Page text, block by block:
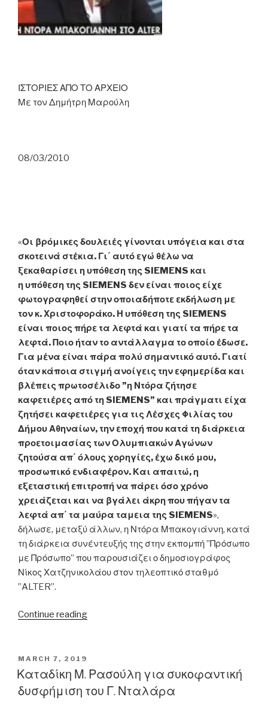
ΙΣΤΟΡΙΕΣ ΑΠΟ ΤΟ ΑΡΧΕΙΟ
Με τον Δημήτρη Μαρούλη
08/03/2010
«Οι βρόμικες δουλειές γίνονται υπόγεια και στα
σκοτεινά στέκια. Γι΄ αυτό εγώ θέλω να
ξεκαθαρίσει η υπόθεση της SIEMENS και
η υπόθεση της SIEMENS δεν είναι ποιος είχε
φωτογραφηθεί στην οποιαδήποτε εκδήλωση με
τον κ. Χριστοφοράκο. Η υπόθεση της SIEMENS
είναι ποιος πήρε τα λεφτά και γιατί τα πήρε τα
λεφτά. Ποιο ήταν το αντάλλαγμα το οποίο έδωσε.
Για μένα είναι πάρα πολύ σημαντικό αυτό. Γιατί
όταν κάποια στιγμή ανοίγεις την εφημερίδα και
βλέπεις πρωτοσέλιδο ”η Ντόρα ζήτησε
καφετιέρες από τη SIEMENS” και πράγματι είχα
ζητήσει καφετιέρες για τις Λέσχες Φιλίας του
Δήμου Αθηναίων, την εποχή που κατά τη διάρκεια
προετοιμασίας των Ολυμπιακών Αγώνων
ζητούσα απ΄ όλους χορηγίες, έχω δικό μου,
προσωπικό ενδιαφέρον. Και απαιτώ, η
εξεταστική επιτροπή να πάρει όσο χρόνο
χρειάζεται και να βγάλει άκρη που πήγαν τα
λεφτά απ΄ τα μαύρα ταμεια της SIEMENS»,
δήλωσε, μεταξύ άλλων, η Ντόρα Μπακογιάννη, κατά
τη διάρκεια συνέντευξής της στην εκπομπή ”Πρόσωπο
με Πρόσωπο” που παρουσιάζει ο δημοσιογράφος
Νίκος Χατζηνικολάου στον τηλεοπτικό σταθμό
”ALTER”.
Continue reading“Ντ.
ζητήσει
καφετιέρες
POSTED
ON
MARCH 7, 2019
Καταδίκη Μ. Ρασούλη για συκοφαντική
δυσφήμιση του Γ. Νταλάρα